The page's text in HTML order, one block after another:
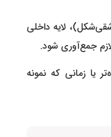
لایه داخلی
جمع‌آوری شود.
یا زمانی که نمونه